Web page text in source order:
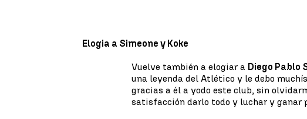
Elogia a Simeone y Koke
Vuelve también a elogiar a Diego Pablo
una leyenda del Atlético y le debo
gracias a él a yodo este club, sin
satisfacción darlo todo y luchar y ganar